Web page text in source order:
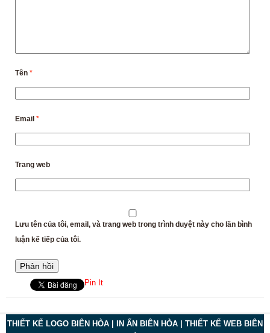
Tên *
Email *
Trang web
Lưu tên của tôi, email, và trang web trong trình duyệt này cho lần bình
luận kế tiếp của tôi.
Pin It
THIẾT KẾ LOGO BIÊN HÒA | IN ẤN BIÊN HÒA | THIẾT KẾ WEB BIÊN